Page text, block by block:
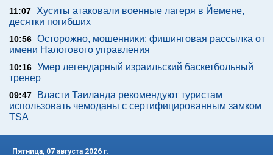
11:07 Хуситы атаковали военные лагеря в Йемене,
десятки погибших
10:56 Осторожно, мошенники: фишинговая рассылка от
имени Налогового управления
10:16 Умер легендарный израильский баскетбольный
тренер
09:47
Власти Таиланда рекомендуют туристам
использовать чемоданы с сертифицированным замком
TSA
Пятница, 07 августа 2026 г.